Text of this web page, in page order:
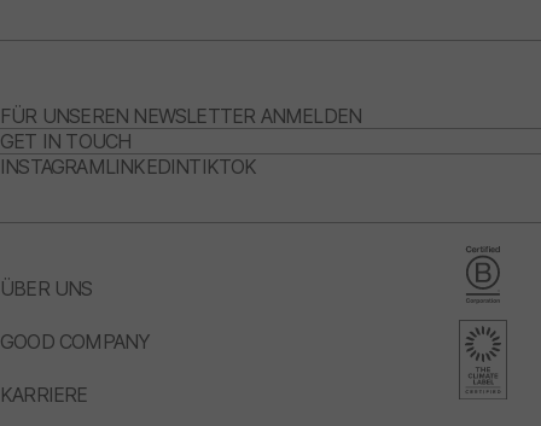
ÜBER UNS
GOOD COMPANY
KARRIERE
FÜR UNSEREN NEWSLETTER ANMELDEN
GET IN TOUCH
INSTAGRAMLINKEDINTIKTOK